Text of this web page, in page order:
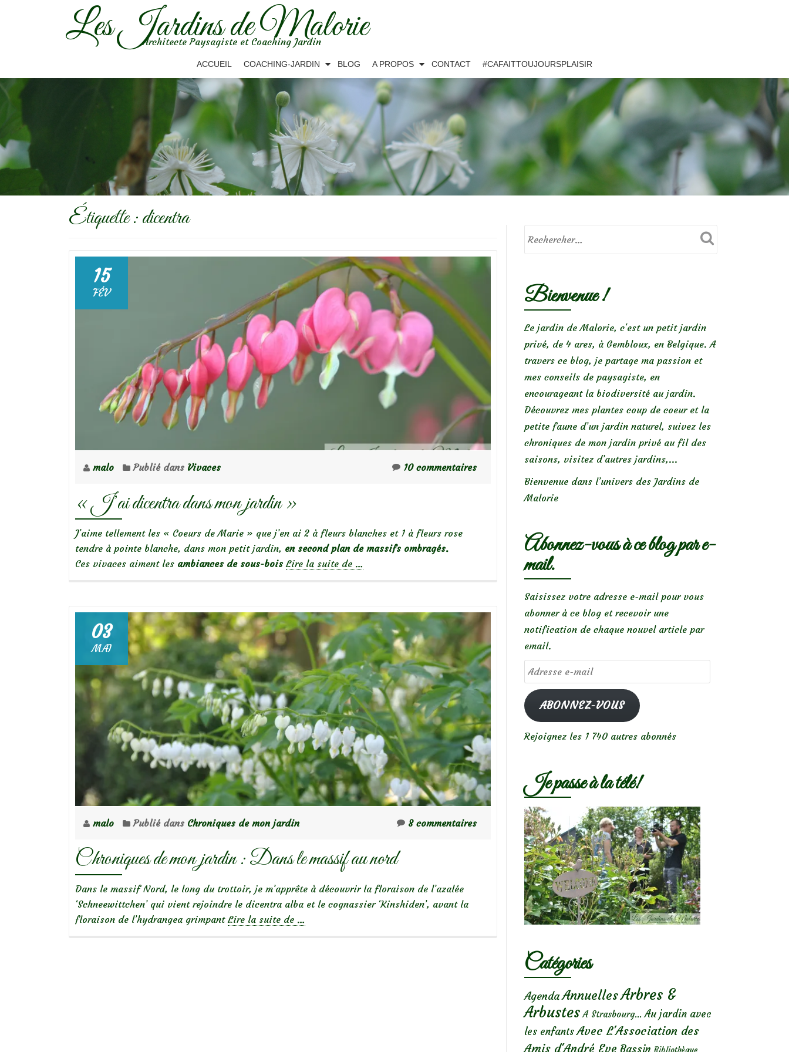
Les Jardins de Malorie
Architecte Paysagiste et Coaching Jardin
ACCUEIL COACHING-JARDIN BLOG A PROPOS CONTACT #CAFAITTOUJOURSPLAISIR
Étiquette :dicentra
15
FÉV
malo Publié dans Vivaces 10 commentaires
« J’ai dicentra dans mon jardin »
J’aime tellement les « Coeurs de Marie » que j’en ai 2 à fleurs blanches et 1 à fleurs rose
tendre à pointe blanche, dans mon petit jardin, en second plan de massifs ombragés.
Ces vivaces aiment les ambiances de sous-bois Lire la suite de
dans
mon
jardin »
…
03
MAI
malo Publié dans Chroniques de mon jardin 8 commentaires
Chroniques de mon jardin : Dans le massif au nord
Dans le massif Nord, le long du trottoir, je m’apprête à découvrir la floraison de l’azalée
‘Schneewittchen’ qui vient rejoindre le dicentra alba et le cognassier ‘Kinshiden’, avant la
floraison de l’hydrangea grimpant Lire la suite de …
Bienvenue !
Le jardin de Malorie, c'est un petit jardin
privé, de 4 ares, à Gembloux, en Belgique. A
travers ce blog, je partage ma passion et
mes conseils de paysagiste, en
encourageant la biodiversité au jardin.
Découvrez mes plantes coup de coeur et la
petite faune d’un jardin naturel, suivez les
chroniques de mon jardin privé au fil des
saisons, visitez d’autres jardins,...
Bienvenue dans l’univers des Jardins de
Malorie
Abonnez-vous à ce blog par e-
mail.
Saisissez votre adresse e-mail pour vous
abonner à ce blog et recevoir une
notification de chaque nouvel article par
email.
Adresse
e-
mailABONNEZ-VOUS
Rejoignez les 1 740 autres abonnés
Je passe à la télé!
Catégories
Agenda AnnuellesArbres &
Arbustes A Strasbourg... Au jardin avec
les enfants Avec L'Association des
Amis d'André Eve Bassin Bibliothèque